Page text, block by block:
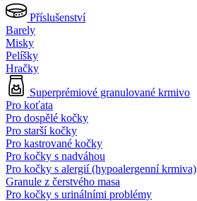
Příslušenství
Barely
Misky
Pelíšky
Hračky
Superprémiové granulované krmivo
Pro koťata
Pro dospělé kočky
Pro starší kočky
Pro kastrované kočky
Pro kočky s nadváhou
Pro kočky s alergií (hypoalergenní krmiva)
Granule z čerstvého masa
Pro kočky s urinálními problémy